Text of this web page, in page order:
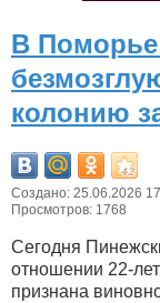
В Поморье
колонию
Создано: 25.06.2026
Просмотров: 1768
Сегодня
отношении 22-
признана